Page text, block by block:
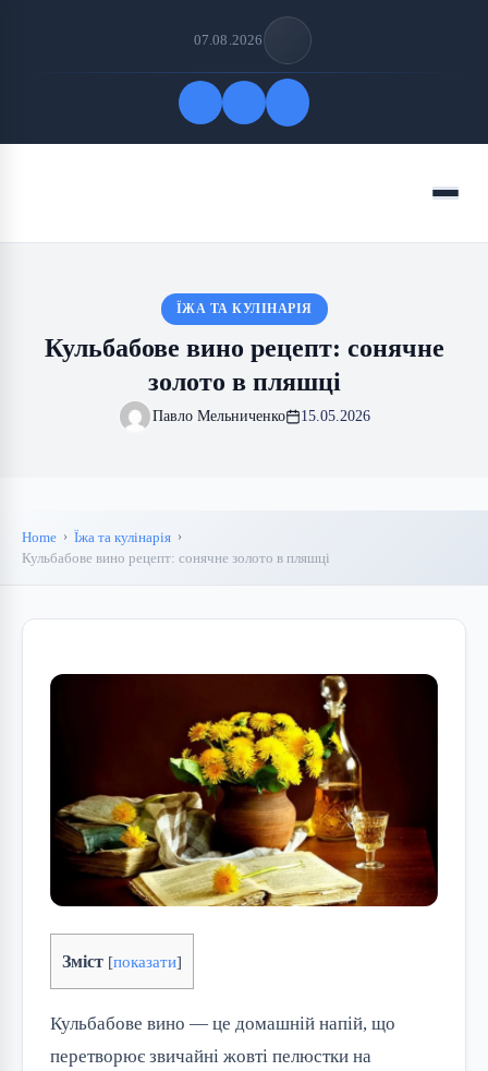
07.08.2026
Menu
ЇЖА ТА КУЛІНАРІЯ
Кульбабове вино рецепт: сонячне
золото в пляшці
Павло Мельниченко 15.05.2026
Home
Їжа та кулінарія
Кульбабове вино рецепт: сонячне золото в пляшці
Зміст [показати]
Кульбабове вино — це домашній напій, що
перетворює звичайні жовті пелюстки на